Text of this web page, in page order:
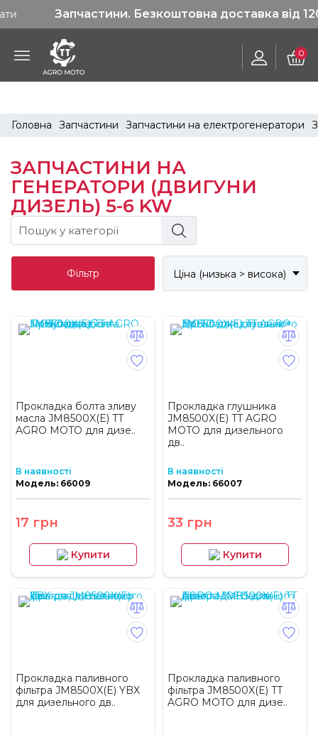
Запчастини. Безкоштовна доставка від 1200
0
Головна Запчастини Запчастини на електрогенератори
ЗАПЧАСТИНИ НА
ГЕНЕРАТОРИ (ДВИГУНИ
ДИЗЕЛЬ) 5-6 KW
Фільтр Ціна (низька > висока)
Прокладка болта зливу
масла JM8500X(E) TT
AGRO MOTO для дизе..
В наявності
Модель: 66009
17 грн
Купити
Прокладка глушника
JM8500X(E) TT AGRO
MOTO для дизельного
дв..
В наявності
Модель: 66007
33 грн
Купити
Прокладка паливного
фільтра JM8500X(E) YBX
для дизельного дв..
Прокладка паливного
фільтра JM8500X(E) TT
AGRO MOTO для дизе..